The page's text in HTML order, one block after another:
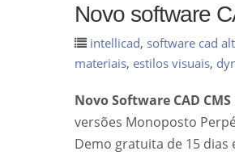
Novo software
intellicad, software cad
materiais, estilos visuais,
Novo Software CAD
versões Monoposto
Demo gratuita de 15 dias